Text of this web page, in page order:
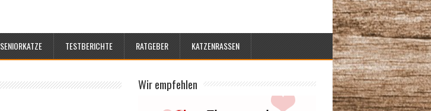
SENIORKATZE TESTBERICHTE RATGEBER KATZENRASSEN
Wir empfehlen